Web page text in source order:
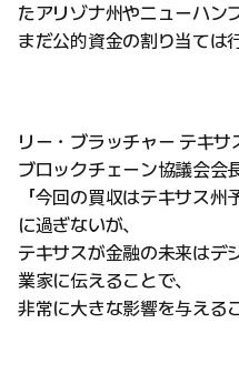
たアリゾナ州やニューハン
まだ公的資金の割り当ては
リー・ブラッチャー テキサ
ブロックチェーン協議会会
「今回の買収はテキサス
に過ぎないが、
テキサスが金融の未来はデ
業家に伝えることで、
非常に大きな影響を与える